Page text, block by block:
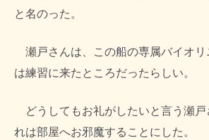
と名のった。
瀬戸さんは、この船の専属バイオリ
は練習に来たところだったらしい。
どうしてもお礼がしたいと言う瀬戸
れは部屋へお邪魔することにした。